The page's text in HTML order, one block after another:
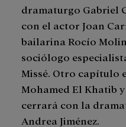
dramaturgo Gabriel
con el actor Joan
bailarina Rocío
sociólogo
Missé. Otro capítulo
Mohamed El Khatib
cerrará con la
Andrea Jiménez.